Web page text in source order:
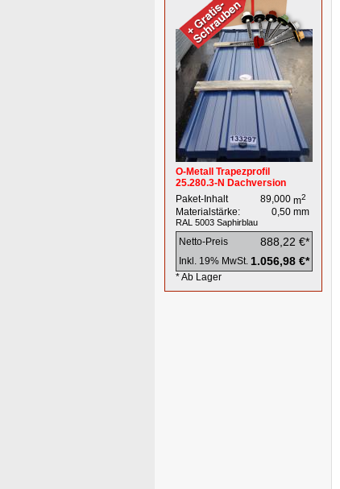
O-Metall Trapezprofil
25.280.3-N Dachversion
Paket-Inhalt
89,000 m2
Materialstärke: 0,50 mm
RAL 5003 Saphirblau
Netto-Preis 888,22 €*
Inkl. 19% MwSt. 1.056,98 €*
* Ab Lager